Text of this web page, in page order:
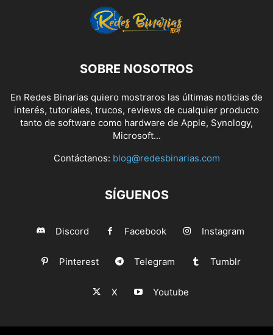
SOBRE NOSOTROS
En Redes Binarias quiero mostraros las últimas noticias de
interés, tutoriales, trucos, reviews de cualquier producto
tanto de software como hardware de Apple, Synology,
Microsoft...
Contáctanos: blog@redesbinarias.com
SÍGUENOS
Discord Facebook Instagram
Pinterest Telegram Tumblr
X Youtube